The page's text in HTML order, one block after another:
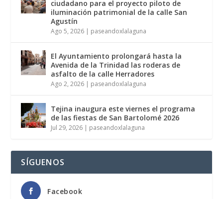
ciudadano para el proyecto piloto de
iluminación patrimonial de la calle San
Agustín
Ago 5, 2026 | paseandoxlalaguna
El Ayuntamiento prolongará hasta la
Avenida de la Trinidad las roderas de
asfalto de la calle Herradores
Ago 2, 2026 | paseandoxlalaguna
Tejina inaugura este viernes el programa
de las fiestas de San Bartolomé 2026
Jul 29, 2026 | paseandoxlalaguna
SÍGUENOS
Facebook